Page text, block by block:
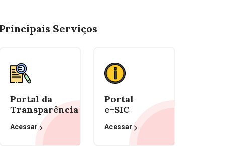
Serviços
Portal da
Transparência
Acessar
Portal
e-SIC
Acessar